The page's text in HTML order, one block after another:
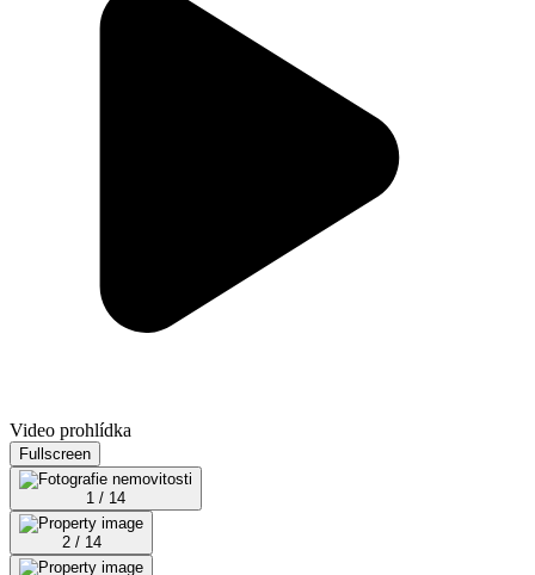
Video prohlídka
Fullscreen
1 / 14
2 / 14